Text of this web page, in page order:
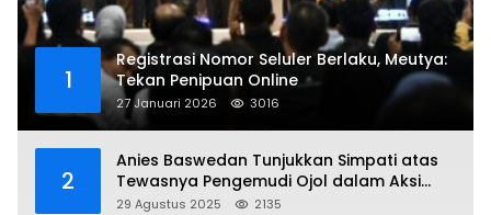
1
Registrasi Nomor Seluler Berlaku, Meutya:
Tekan Penipuan Online
27 Januari 2026 3016
2
Anies Baswedan Tunjukkan Simpati atas
Tewasnya Pengemudi Ojol dalam Aksi
Demo
29 Agustus 2025 2135